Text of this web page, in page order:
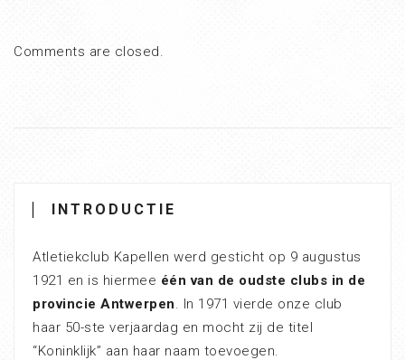
Comments are closed.
INTRODUCTIE
Atletiekclub Kapellen werd gesticht op 9 augustus
1921 en is hiermee één van de oudste clubs in de
provincie Antwerpen . In 1971 vierde onze club
haar 50-ste verjaardag en mocht zij de titel
“Koninklijk” aan haar naam toevoegen.